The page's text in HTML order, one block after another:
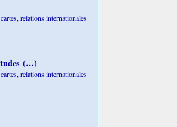
relations internationales
(…)
relations internationales